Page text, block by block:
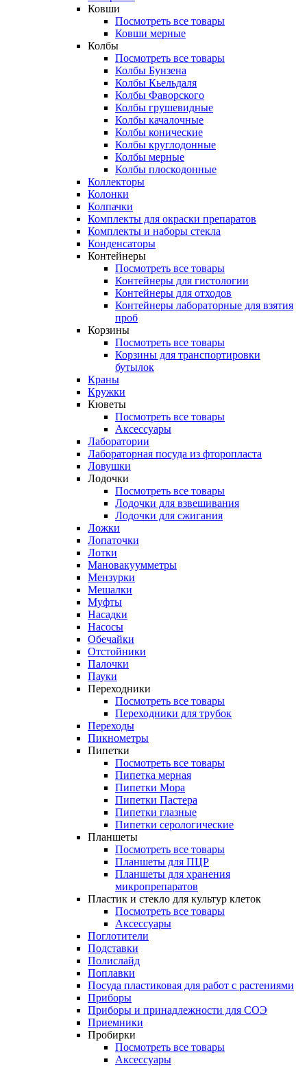
Ковши
Посмотреть все товары
Ковши мерные
Колбы
Посмотреть все товары
Колбы Бунзена
Колбы Кьельдаля
Колбы Фаворского
Колбы грушевидные
Колбы качалочные
Колбы конические
Колбы круглодонные
Колбы мерные
Колбы плоскодонные
Коллекторы
Колонки
Колпачки
Комплекты для окраски препаратов
Комплекты и наборы стекла
Конденсаторы
Контейнеры
Посмотреть все товары
Контейнеры для гистологии
Контейнеры для отходов
Контейнеры лабораторные для взятия
проб
Корзины
Посмотреть все товары
Корзины для транспортировки
бутылок
Краны
Кружки
Кюветы
Посмотреть все товары
Аксессуары
Лаборатории
Лабораторная посуда из фторопласта
Ловушки
Лодочки
Посмотреть все товары
Лодочки для взвешивания
Лодочки для сжигания
Ложки
Лопаточки
Лотки
Мановакуумметры
Мензурки
Мешалки
Муфты
Насадки
Насосы
Обечайки
Отстойники
Палочки
Пауки
Переходники
Посмотреть все товары
Переходники для трубок
Переходы
Пикнометры
Пипетки
Посмотреть все товары
Пипетка мерная
Пипетки Мора
Пипетки Пастера
Пипетки глазные
Пипетки серологические
Планшеты
Посмотреть все товары
Планшеты для ПЦР
Планшеты для хранения
микропрепаратов
Пластик и стекло для культур клеток
Посмотреть все товары
Аксессуары
Поглотители
Подставки
Полислайд
Поплавки
Посуда пластиковая для работ с растениями
Приборы
Приборы и принадлежности для СОЭ
Приемники
Пробирки
Посмотреть все товары
Аксессуары